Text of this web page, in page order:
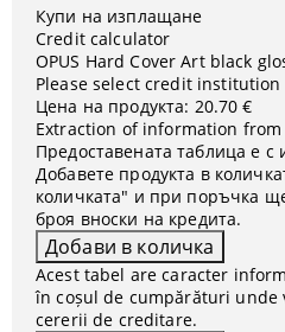
Купи на изплащане
Credit calculator
OPUS Hard Cover Art black
Please select credit institution
Цена на продукта: 20.70 €
Extraction of information
Предоставената таблица е
Добавете продукта в
количката" и при поръчка
броя вноски на кредита.
Acest tabel are caracter
în coșul de cumpărături
cererii de creditare.